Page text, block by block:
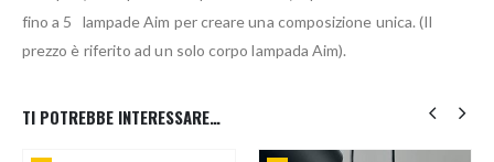
fino a 5 lampade Aim per creare una composizione unica. (Il
prezzo è riferito ad un solo corpo lampada Aim).
TI POTREBBE INTERESSARE…